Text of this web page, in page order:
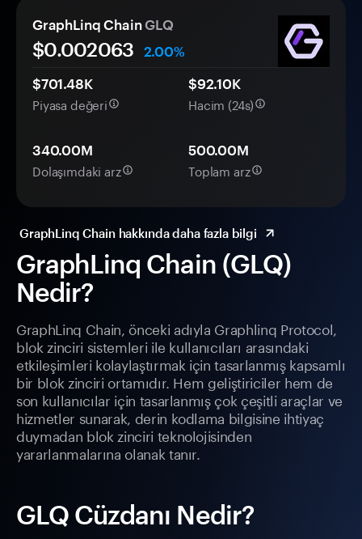
GraphLinq Chain (GLQ)
Nedir?
GraphLinq Chain, önceki adıyla Graphlinq Protocol,
blok zinciri sistemleri ile kullanıcıları arasındaki
etkileşimleri kolaylaştırmak için tasarlanmış kapsamlı
bir blok zinciri ortamıdır. Hem geliştiriciler hem de
son kullanıcılar için tasarlanmış çok çeşitli araçlar ve
hizmetler sunarak, derin kodlama bilgisine ihtiyaç
duymadan blok zinciri teknolojisinden
yararlanmalarına olanak tanır.
GLQ Cüzdanı Nedir?
GraphLinq ChainGLQ
$0.002063
2.00%
$701.48K
Piyasa değeri
$92.10K
Hacim (24s)
340.00M
Dolaşımdaki arz
500.00M
Toplam arz
GraphLinq Chain hakkında daha fazla bilgi